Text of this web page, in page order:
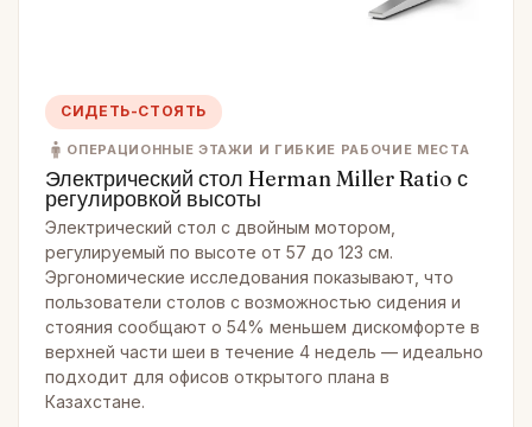
СИДЕТЬ-СТОЯТЬ
ОПЕРАЦИОННЫЕ ЭТАЖИ И ГИБКИЕ РАБОЧИЕ МЕСТА
Электрический стол Herman Miller Ratio с
регулировкой высоты
Электрический стол с двойным мотором,
регулируемый по высоте от 57 до 123 см.
Эргономические исследования показывают, что
пользователи столов с возможностью сидения и
стояния сообщают о 54% меньшем дискомфорте в
верхней части шеи в течение 4 недель — идеально
подходит для офисов открытого плана в
Казахстане.